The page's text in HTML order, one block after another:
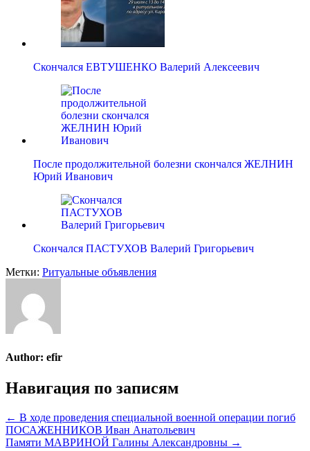
Скончался ЕВТУШЕНКО Валерий Алексеевич
После продолжительной болезни скончался ЖЕЛНИН
Юрий Иванович
Скончался ПАСТУХОВ Валерий Григорьевич
Метки: Ритуальные объявления
Author: efir
Навигация по записям
← В ходе проведения специальной военной операции погиб
ПОСАЖЕННИКОВ Иван Анатольевич
Памяти МАВРИНОЙ Галины Александровны →